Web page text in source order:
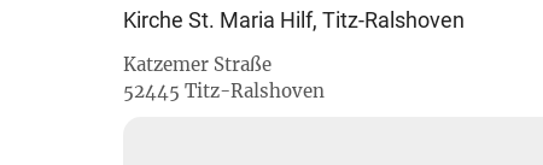
Kirche St. Maria Hilf, Titz-Ralshoven
Katzemer Straße
52445 Titz-Ralshoven